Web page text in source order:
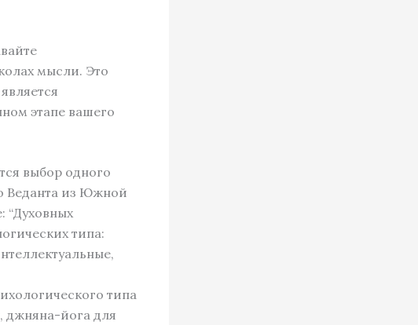
мысли. Это
этапе вашего
выбор одного
Веданта из Южной
“Духовных
типа:
типа
джняна-йога для